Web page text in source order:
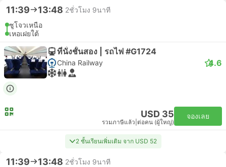
11:39 13:48 2ชั่วโมง 9นาที
ซูโจวเหนือ
เหอเฝยใต้
ที่นั่งชั้นสอง | รถไฟ #G1724
China Railway 4.6
USD 35
รวมภาษีแล้ว ต่อคน (ผู้ใหญ่)
จองเลย
2 ชั้นเรียนเพิ่มเติม จาก USD 52
11:39 13:48 2ชั่วโมง 9นาที